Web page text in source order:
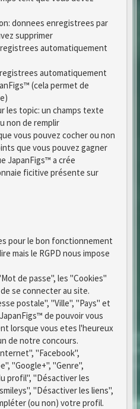
donnees enregistrees par
supprimer
automatiquement
automatiquement
(cela permet de
les topic: un champs texte
non de remplir
vous pouvez cocher ou non
que vous pouvez gagner
JapanFigs™ a crée
ficitive présente sur
pour le bon fonctionnement
mais le RGPD nous impose
de passe", les "Cookies"
se connecter au site.
postale", "Ville", "Pays" et
de pouvoir vous
lorsque vous etes l'heureux
de notre concours.
"Facebook",
"Google+", "Genre",
profil", "Désactiver les
"Désactiver les liens",
(ou non) votre profil.